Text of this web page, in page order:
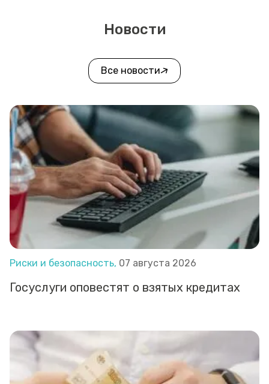
Новости
Все новости
Риски и безопасность, 07 августа 2026
Госуслуги оповестят о взятых кредитах